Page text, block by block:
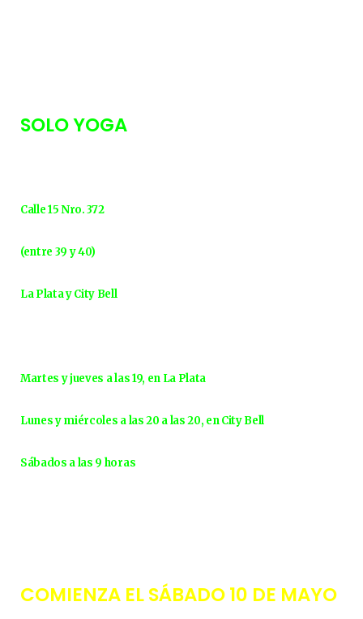
SOLO YOGA
Calle 15 Nro. 372
(entre 39 y 40)
La Plata y City Bell
Martes y jueves a las 19, en La Plata
Lunes y miércoles a las 20 a las 20, en City Bell
Sábados a las 9 horas
COMIENZA EL SÁBADO 10 DE MAYO